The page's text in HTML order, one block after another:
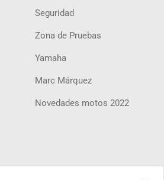
Seguridad
Zona de Pruebas
Yamaha
Marc Márquez
Novedades motos 2022